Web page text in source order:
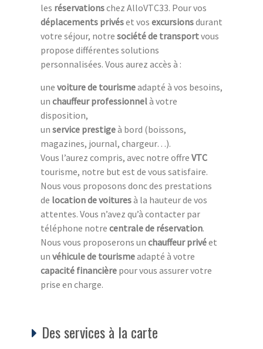
les réservationschez AlloVTC33. Pour vos
déplacements privéset vos excursionsdurant
votre séjour, notre société de transportvous
propose différentes solutions
personnalisées. Vous aurez accès à :
une voiture de tourismeadapté à vos besoins,
un chauffeur professionnelà votre
disposition,
un service prestigeà bord (boissons,
magazines, journal, chargeur…).
Vous l’aurez compris, avec notre offre VTC
tourisme, notre but est de vous satisfaire.
Nous vous proposons donc des prestations
de location de voituresà la hauteur de vos
attentes. Vous n’avez qu’à contacter par
téléphone notre centrale de réservation.
Nous vous proposerons un chauffeur privéet
un véhicule de tourismeadapté à votre
capacité financière pour vous assurer votre
prise en charge.
Des services à la carte